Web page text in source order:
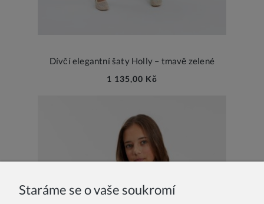
Dívčí elegantní šaty Holly – tmavě zelené
1 135,00 Kč
Staráme se o vaše soukromí